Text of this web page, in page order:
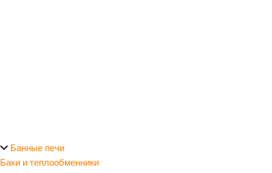
Банные печи
Баки и теплообменники